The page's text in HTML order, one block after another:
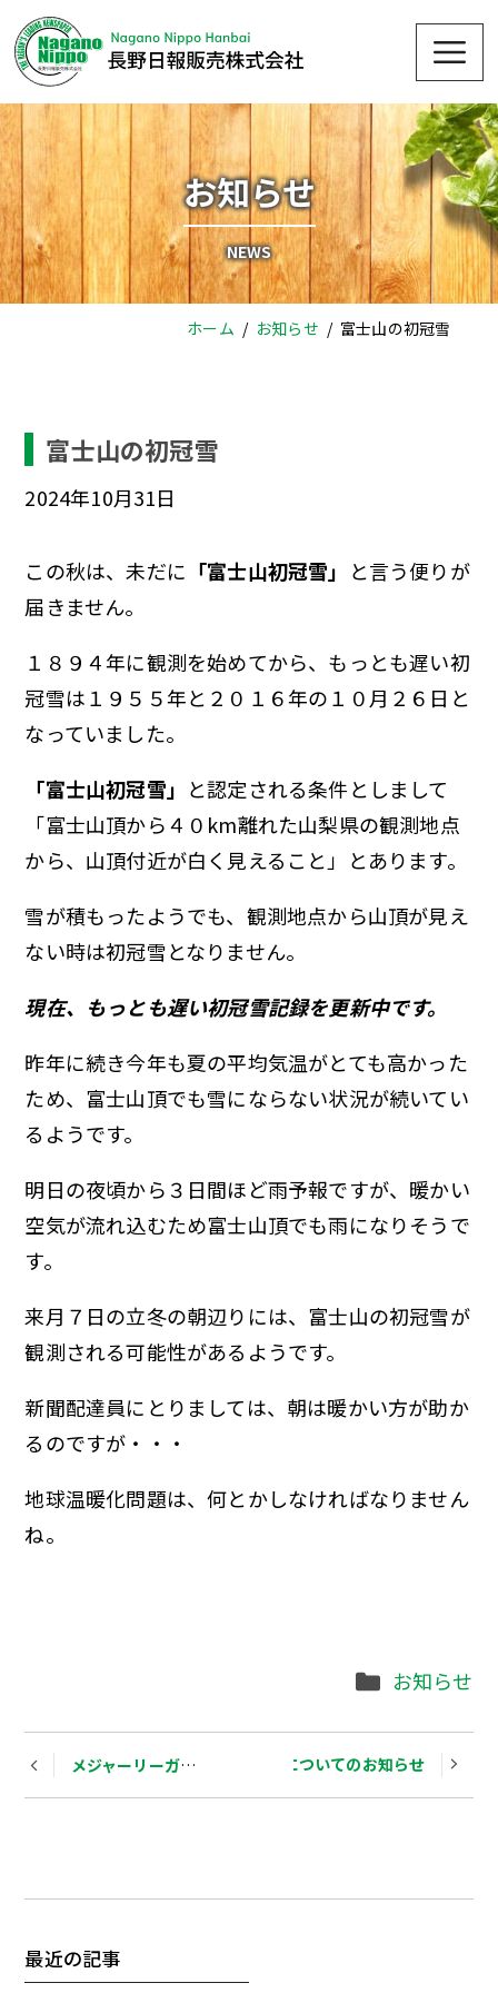
Skip
to
content
お知らせ
NEWS
ホーム お知らせ 富士山の初冠雪
富士山の初冠雪
2024年10月31日
この秋は、未だに 「富士山初冠雪」 と言う便りが
届きません。
１８９４年に観測を始めてから、もっとも遅い初
冠雪は１９５５年と２０１６年の１０月２６日と
なっていました。
「富士山初冠雪」 と認定される条件としまして
「富士山頂から４０km離れた山梨県の観測地点
から、山頂付近が白く見えること」とあります。
雪が積もったようでも、観測地点から山頂が見え
ない時は初冠雪となりません。
現在、もっとも遅い初冠雪記録を更新中です。
昨年に続き今年も夏の平均気温がとても高かった
ため、富士山頂でも雪にならない状況が続いてい
るようです。
明日の夜頃から３日間ほど雨予報ですが、暖かい
空気が流れ込むため富士山頂でも雨になりそうで
す。
来月７日の立冬の朝辺りには、富士山の初冠雪が
観測される可能性があるようです。
新聞配達員にとりましては、朝は暖かい方が助か
るのですが・・・
地球温暖化問題は、何とかしなければなりません
ね。
Categories
お知らせ
Post
メジャーリーガーとヒマワリの種弊社カレンダーについてのお知らせ
最近の記事